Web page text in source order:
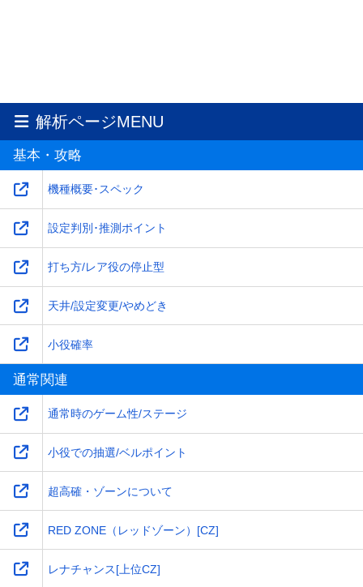
解析ページMENU
基本・攻略
機種概要･スペック
設定判別･推測ポイント
打ち方/レア役の停止型
天井/設定変更/やめどき
小役確率
通常関連
通常時のゲーム性/ステージ
小役での抽選/ベルポイント
超高確・ゾーンについて
RED ZONE（レッドゾーン）[CZ]
レナチャンス[上位CZ]